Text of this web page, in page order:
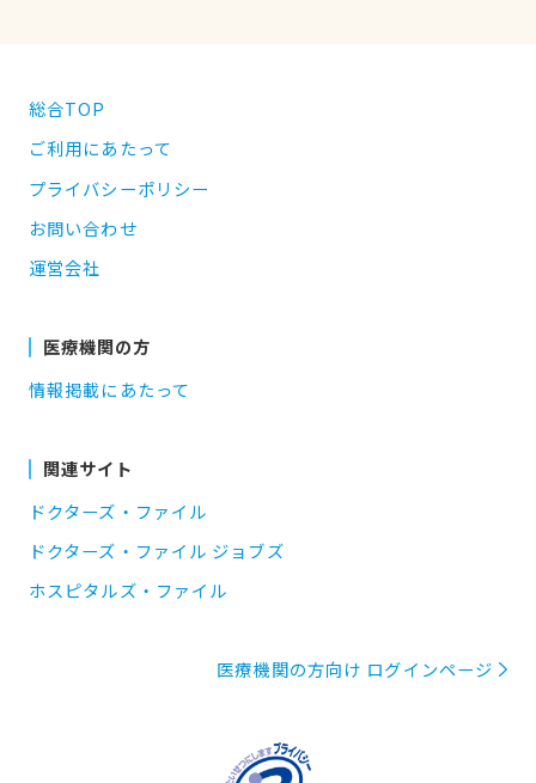
総合TOP
ご利用にあたって
プライバシーポリシー
お問い合わせ
運営会社
医療機関の方
情報掲載にあたって
関連サイト
ドクターズ・ファイル
ドクターズ・ファイル ジョブズ
ホスピタルズ・ファイル
医療機関の方向け ログインページ